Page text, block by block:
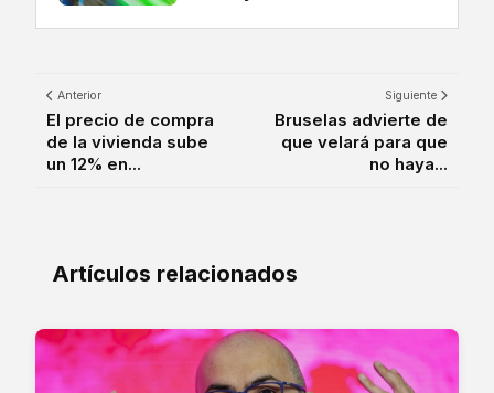
Anterior
El precio de compra
de la vivienda sube
un 12% en...
Siguiente
Bruselas advierte de
que velará para que
no haya...
Artículos relacionados